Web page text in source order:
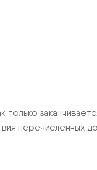
только
перечисленных